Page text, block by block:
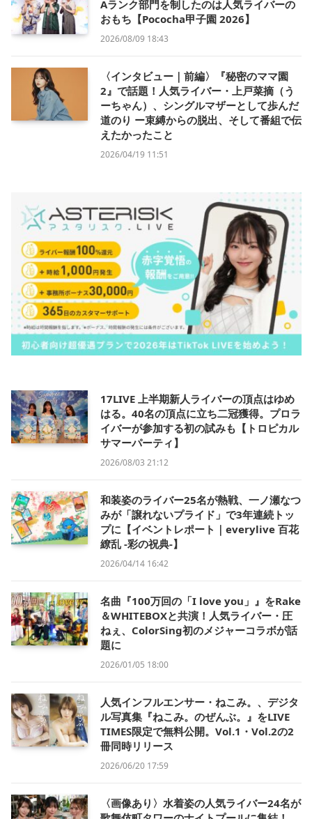
Aランク部門を制したのは人気ライバーの
おもち【Pococha甲子園 2026】
2026/08/09 18:43
〈インタビュー｜前編〉『秘密のママ園
2』で話題！人気ライバー・上戸菜摘（う
ーちゃん）、シングルマザーとして歩んだ
道のり ー束縛からの脱出、そして番組で伝
えたかったこと
2026/04/19 11:51
17LIVE 上半期新人ライバーの頂点はゆめ
はる。40名の頂点に立ち二冠獲得。プロラ
イバーが参加する初の試みも【トロピカル
サマーパーティ】
2026/08/03 21:12
和装姿のライバー25名が熱戦、一ノ瀬なつ
みが「譲れないプライド」で3年連続トッ
プに【イベントレポート｜everylive 百花
繚乱 -彩の祝典-】
2026/04/14 16:42
名曲『100万回の「I love you」』をRake
＆WHITEBOXと共演！人気ライバー・圧
ねぇ、ColorSing初のメジャーコラボが話
題に
2026/01/05 18:00
人気インフルエンサー・ねこみ。、デジタ
ル写真集『ねこみ。のぜんぶ。』をLIVE
TIMES限定で無料公開。Vol.1・Vol.2の2
冊同時リリース
2026/06/20 17:59
〈画像あり〉水着姿の人気ライバー24名が